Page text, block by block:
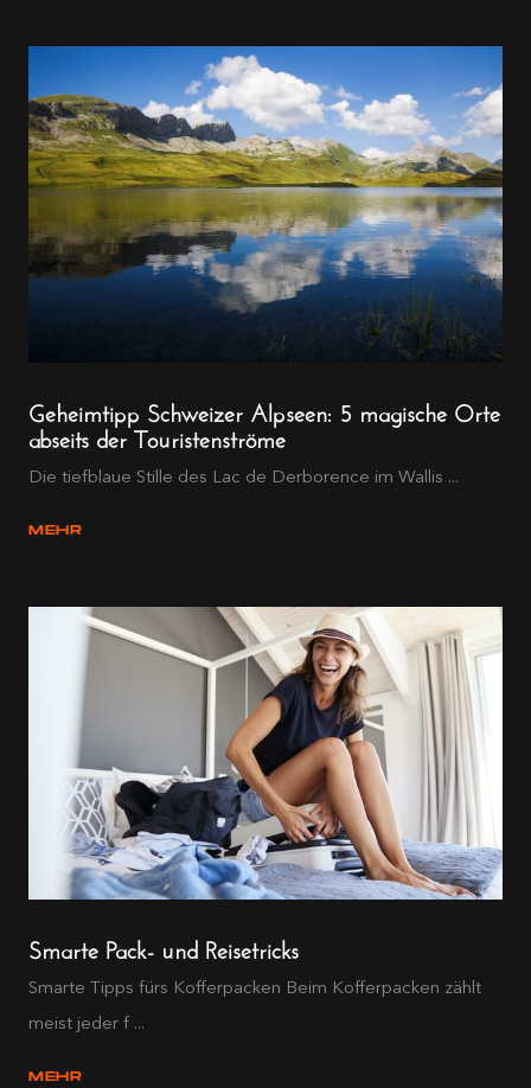
Geheimtipp Schweizer Alpseen: 5 magische Orte
abseits der Touristenströme
Die tiefblaue Stille des Lac de Derborence im Wallis ...
MEHR
Smarte Pack- und Reisetricks
Smarte Tipps fürs Kofferpacken Beim Kofferpacken zählt
meist jeder f ...
MEHR